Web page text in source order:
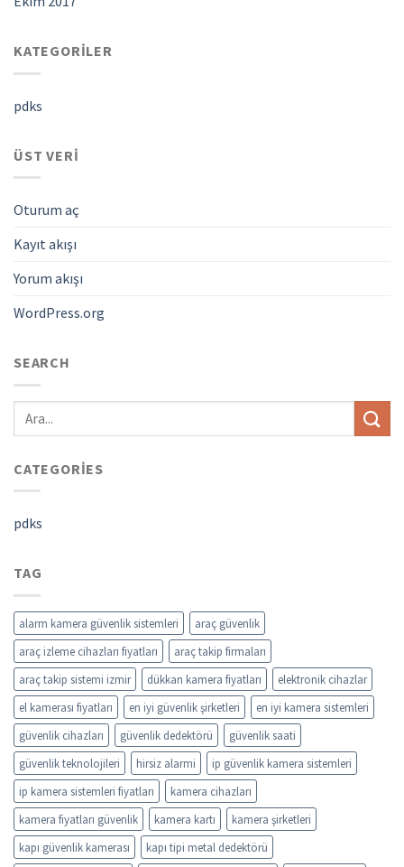
KATEGORILER
pdks
ÜST VERI
Oturum aç
Kayıt akışı
Yorum akışı
WordPress.org
SEARCH
CATEGORIES
pdks
TAG
alarm kamera güvenlik sistemleri
araç güvenlik
araç izleme cihazları fiyatları
araç takip firmaları
araç takip sistemi izmir
dükkan kamera fiyatları
elektronik cihazlar
el kamerası fiyatları
en iyi güvenlik şirketleri
en iyi kamera sistemleri
güvenlik cihazları
güvenlik dedektörü
güvenlik saati
güvenlik teknolojileri
hirsiz alarmi
ip güvenlik kamera sistemleri
ip kamera sistemleri fiyatları
kamera cihazları
kamera fiyatları güvenlik
kamera kartı
kamera şirketleri
kapı güvenlik kamerası
kapı tipi metal dedektörü